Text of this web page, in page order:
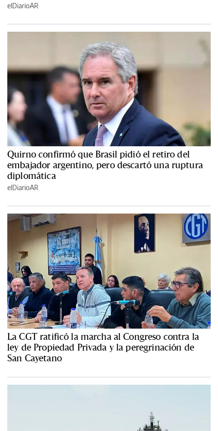
elDiarioAR
Quirno confirmó que Brasil pidió el retiro del
embajador argentino, pero descartó una ruptura
diplomática
elDiarioAR
La CGT ratificó la marcha al Congreso contra la
ley de Propiedad Privada y la peregrinación de
San Cayetano